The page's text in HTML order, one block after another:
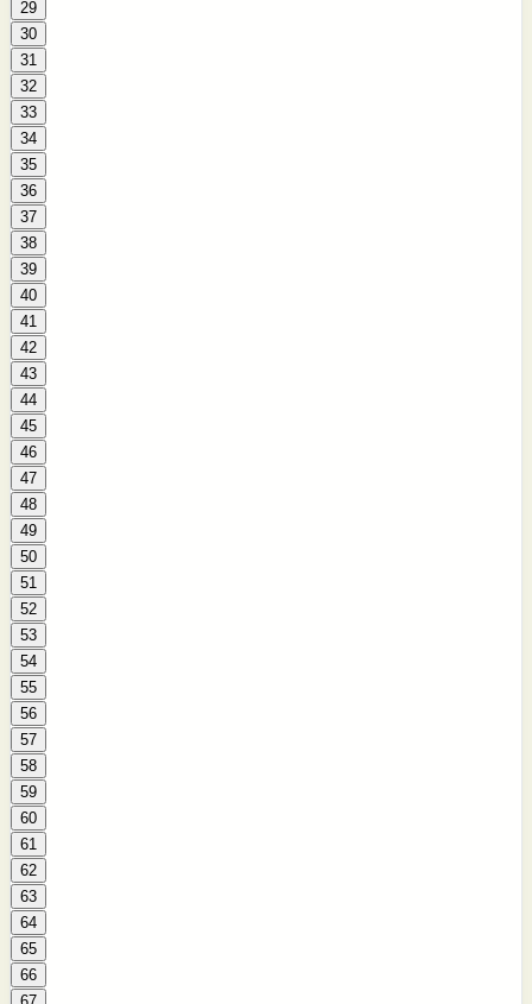
29
30
31
32
33
34
35
36
37
38
39
40
41
42
43
44
45
46
47
48
49
50
51
52
53
54
55
56
57
58
59
60
61
62
63
64
65
66
67